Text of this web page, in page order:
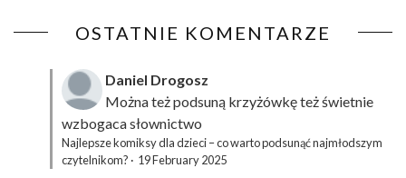
OSTATNIE KOMENTARZE
Daniel Drogosz
Można też podsuną krzyżówkęteż świetnie
wzbogaca słownictwo
Najlepsze komiksy dla dzieci – co warto podsunąć najmłodszym
czytelnikom? · 19 February 2025